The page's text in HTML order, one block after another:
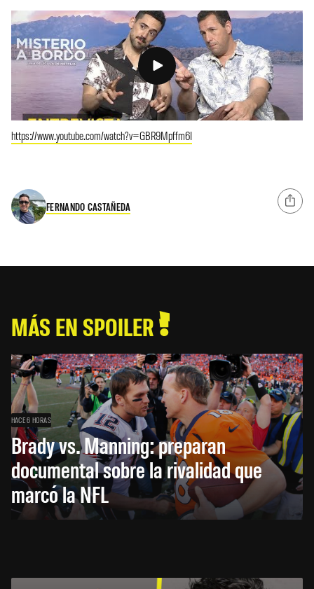
https://www.youtube.com/watch?v=GBR9Mpffm6I
FERNANDO CASTAÑEDA
MÁS EN SPOILER
HACE 6 HORAS
Brady vs. Manning: preparan
documental sobre la rivalidad que
marcó la NFL